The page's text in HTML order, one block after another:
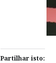
Partilhar isto: